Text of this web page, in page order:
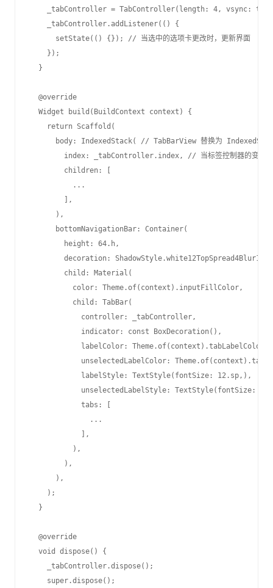
_tabController = TabController(length: 4, vsync:
    _tabController.addListener(() {
      setState(() {}); // 当选中的选项卡更改时，更新界面
    });
  }
  @override
  Widget build(BuildContext context) {
    return Scaffold(
body: IndexedStack( // TabBarView 替换为
index: _tabController.index, // 当标签控制器的变化
        children: [
          ...
        ],
      ),
      bottomNavigationBar: Container(
        height: 64.h,
decoration:
        child: Material(
          color: Theme.of(context).inputFillColor,
          child: TabBar(
            controller: _tabController,
            indicator: const BoxDecoration(),
            labelColor: Theme.of(context).tabLabelColor,
unselectedLabelColor:
            labelStyle: TextStyle(fontSize: 12.sp,),
unselectedLabelStyle: TextStyle(fontSize:
            tabs: [
              ...
            ],
          ),
        ),
      ),
    );
  }
  @override
  void dispose() {
    _tabController.dispose();
    super.dispose();